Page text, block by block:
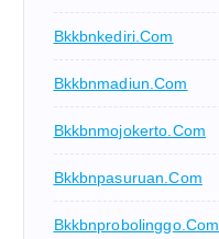
Bkkbnkediri.com
Bkkbnmadiun.com
Bkkbnmojokerto.com
Bkkbnpasuruan.com
Bkkbnprobolinggo.com